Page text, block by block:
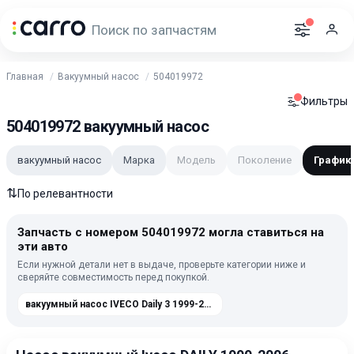
Главная Вакуумный насос 504019972
Фильтры
504019972 вакуумный насос
вакуумный насос Марка Модель Поколение График
⇅По релевантности
Запчасть с номером 504019972 могла ставиться на
эти авто
Если нужной детали нет в выдаче, проверьте категории ниже и
сверяйте совместимость перед покупкой.
вакуумный насос IVECO Daily 3 1999-2006